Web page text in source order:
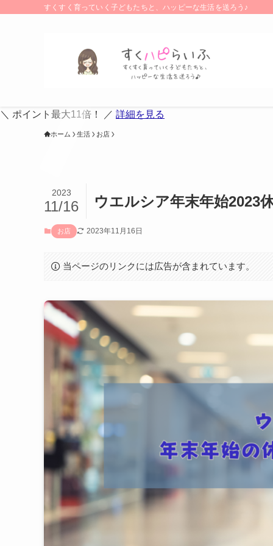
すくすく育っていく子どもたちと、ハッピーな生活を送ろう♪
＼ ポイント最大11倍！ ／ 詳細を見る
ホーム 生活 お店
ウエルシア年末年始2023
2023
11/16
お店 2023年11月16日
当ページのリンクには広告が含まれています。